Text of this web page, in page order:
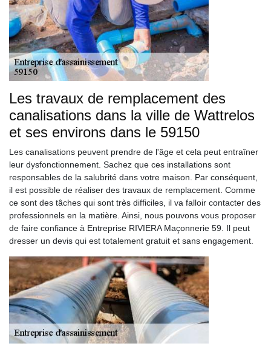
Les travaux de remplacement des
canalisations dans la ville de Wattrelos
et ses environs dans le 59150
Les canalisations peuvent prendre de l'âge et cela peut entraîner
leur dysfonctionnement. Sachez que ces installations sont
responsables de la salubrité dans votre maison. Par conséquent,
il est possible de réaliser des travaux de remplacement. Comme
ce sont des tâches qui sont très difficiles, il va falloir contacter des
professionnels en la matière. Ainsi, nous pouvons vous proposer
de faire confiance à Entreprise RIVIERA Maçonnerie 59. Il peut
dresser un devis qui est totalement gratuit et sans engagement.